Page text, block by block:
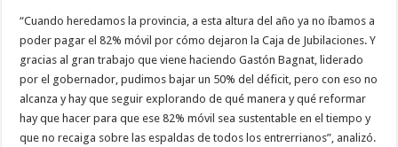
“Cuando heredamos la provincia, a esta altura del año ya no íbamos a
poder pagar el 82% móvil por cómo dejaron la Caja de Jubilaciones. Y
gracias al gran trabajo que viene haciendo Gastón Bagnat, liderado
por el gobernador, pudimos bajar un 50% del déficit, pero con eso no
alcanza y hay que seguir explorando de qué manera y qué reformar
hay que hacer para que ese 82% móvil sea sustentable en el tiempo y
que no recaiga sobre las espaldas de todos los entrerrianos”, analizó.